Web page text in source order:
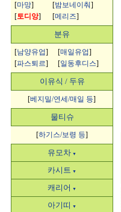
[마망] [밤보네이춰]
[토디앙] [메리즈]
분유
[남양유업] [매일유업]
[파스퇴르] [일동후디스]
이유식 / 두유
[베지밀/연세/매일 등]
물티슈
[하기스/보령 등]
유모차 ▼
카시트 ▼
캐리어 ▼
아기띠 ▼